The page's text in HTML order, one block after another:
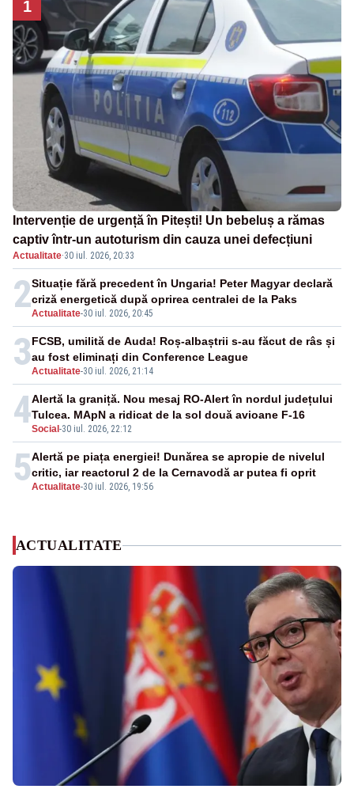
1
Intervenție de urgență în Pitești! Un bebeluș a rămas
captiv într-un autoturism din cauza unei defecțiuni
Actualitate·30 iul. 2026, 20:33
2Actualitate-30 iul. 2026, 20:45
Situație fără precedent în Ungaria! Peter Magyar declară
criză energetică după oprirea centralei de la Paks
3Actualitate-30 iul. 2026, 21:14
FCSB, umilită de Auda! Roș-albaștrii s-au făcut de râs și
au fost eliminați din Conference League
4Social -30 iul. 2026, 22:12
Alertă la graniță. Nou mesaj RO-Alert în nordul județului
Tulcea. MApN a ridicat de la sol două avioane F-16
5Actualitate-30 iul. 2026, 19:56
Alertă pe piața energiei! Dunărea se apropie de nivelul
critic, iar reactorul 2 de la Cernavodă ar putea fi oprit
ACTUALITATE